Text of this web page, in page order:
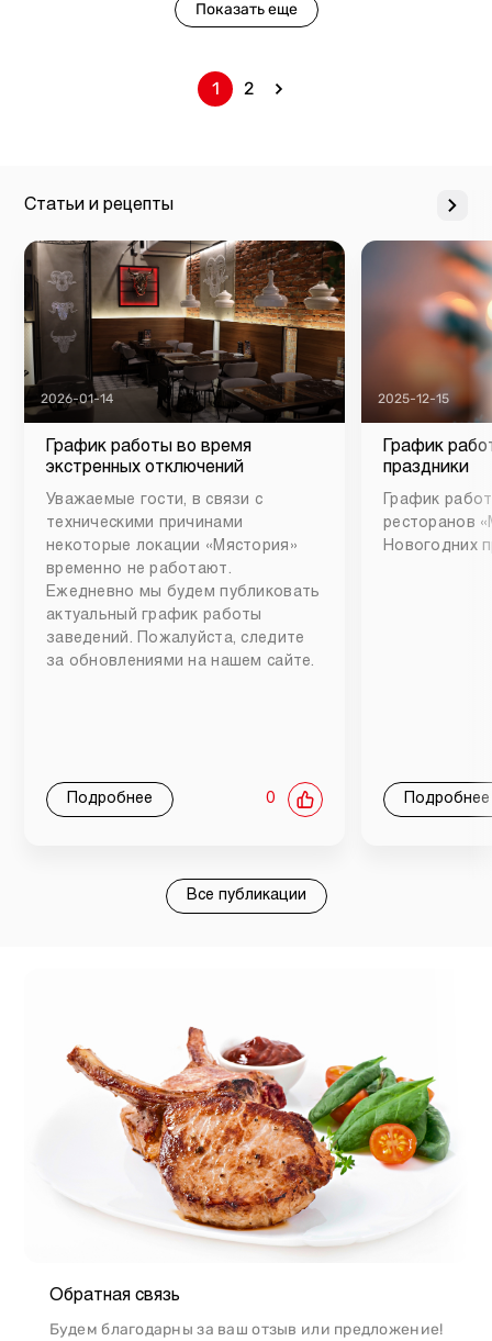
Показать еще
1 2
Статьи и рецепты
2026-01-14
График работы во время
экстренных отключений
Уважаемые гости, в связи с
техническими причинами
некоторые локации «Мястория»
временно не работают.
Ежедневно мы будем публиковать
актуальный график работы
заведений. Пожалуйста, следите
за обновлениями на нашем сайте.
Подробнее 0
2025-12-15
График
праздники
График
ресторанов
Новогодних
Подробнее
Все публикации
Обратная связь
Будем благодарны за ваш отзыв или предложение!